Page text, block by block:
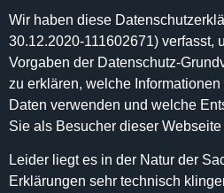
Wir haben diese
30.12.2020-111602671) verfasst,
Vorgaben der Datenschutz-
zu erklären, welche
Daten verwenden und welche
Sie als Besucher dieser Webseite
Leider liegt es in der Natur der
Erklärungen sehr technisch